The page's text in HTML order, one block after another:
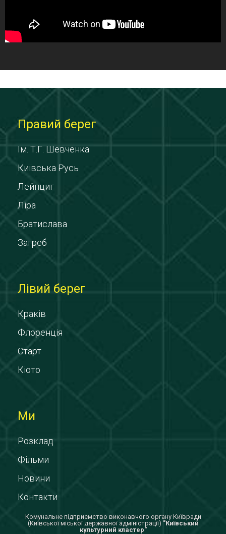
Правий берег
Ім. Т.Г. Шевченка
Київська Русь
Лейпциг
Ліра
Братислава
Загреб
Лівий берег
Краків
Флоренція
Старт
Кіото
Ми
Розклад
Фільми
Новини
Контакти
Комунальне підприємство виконавчого органу Київради
(Київської міської державної адміністрації) "Київський
культурний кластер"